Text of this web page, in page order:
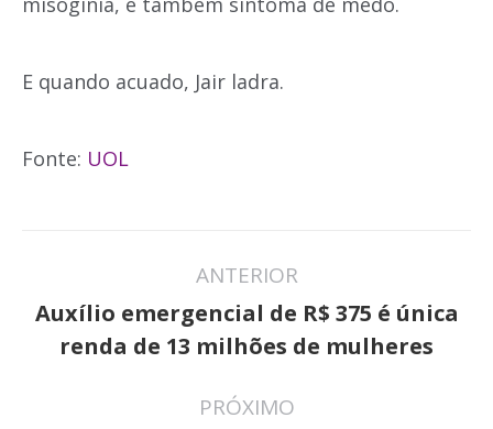
E quando acuado, Jair ladra.
Fonte: UOL
de
post:
ANTERIOR
Post
anterior:
Auxílio emergencial de R$ 375 é única
renda de 13 milhões de mulheres
PRÓXIMO